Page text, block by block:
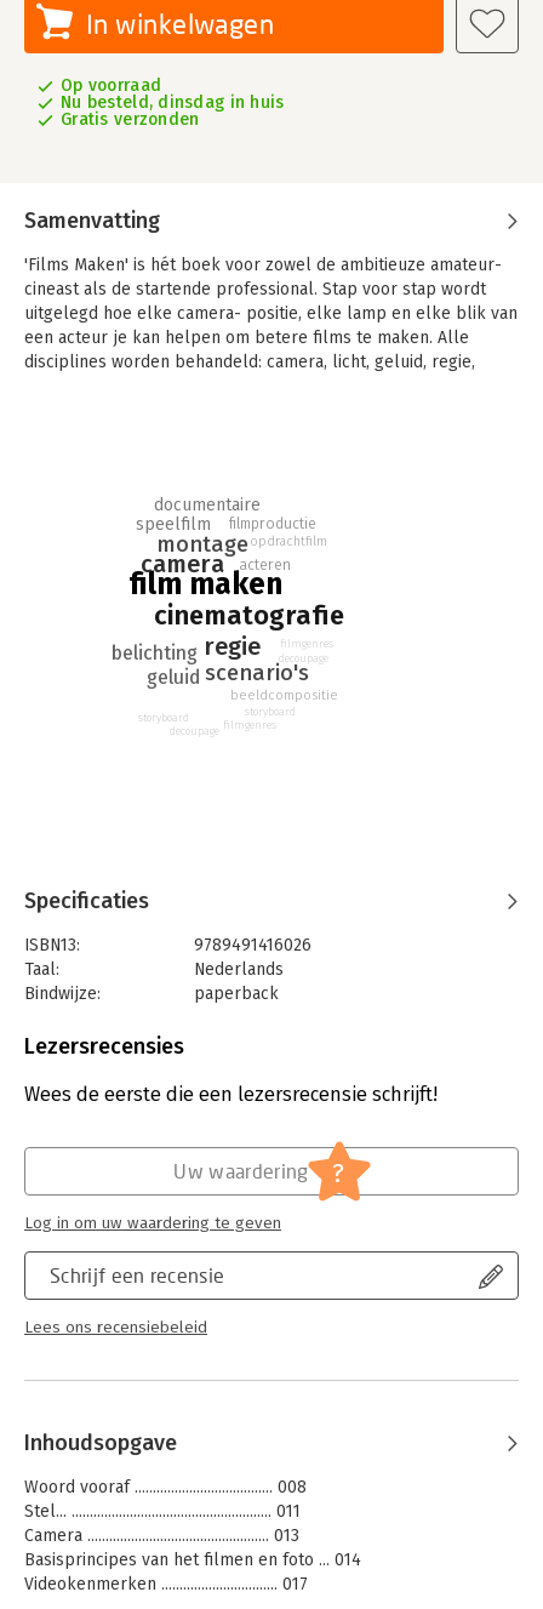
In winkelwagen
Op voorraad
Nu besteld, dinsdag in huis
Gratis verzonden
Samenvatting
'Films Maken' is hét boek voor zowel de ambitieuze amateur­
cineast als de startende professional. Stap voor stap wordt
uitgelegd hoe elke camera- positie, elke lamp en elke blik van
een acteur je kan helpen om betere films te maken. Alle
disciplines worden behandeld: camera, licht, geluid, regie,
film maken
cinematografie
regie
camera
montage
scenario's
geluid
belichting
speelfilm
documentaire
acteren
filmproductie
beeldcompositie
opdrachtfilm
filmgenres
decoupage
storyboard
filmgenres
decoupage
storyboard
Specificaties
ISBN13:
9789491416026
Taal:
Nederlands
Bindwijze:
paperback
Uitgever:
Verschijningsdatum:
27-8-2024
Lezersrecensies
Wees de eerste die een lezersrecensie schrijft!
Schrijf een recensie
Lees ons recensiebeleid
Uw waardering ?
Log in om uw waardering te geven
Inhoudsopgave
Woord vooraf ...................................... 008
Stel... ....................................................... 011
Camera .................................................. 013
Basisprincipes van het filmen en foto ... 014
Videokenmerken ................................ 017